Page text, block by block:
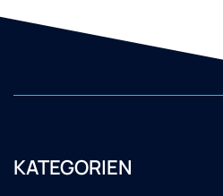
KATEGORIEN